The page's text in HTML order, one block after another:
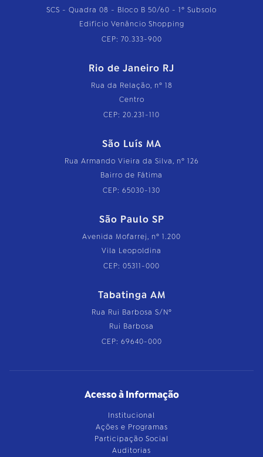
SCS - Quadra 08 - Bloco B 50/60 - 1º Subsolo
Edifício Venâncio Shopping
CEP: 70.333-900
Rio de Janeiro RJ
Rua da Relação, nº 18
Centro
CEP: 20.231-110
São Luís MA
Rua Armando Vieira da Silva, nº 126
Bairro de Fátima
CEP: 65030-130
São Paulo SP
Avenida Mofarrej, nº 1.200
Vila Leopoldina
CEP: 05311-000
Tabatinga AM
Rua Rui Barbosa S/Nº
Rui Barbosa
CEP: 69640-000
Acesso à Informação
Institucional
Ações e Programas
Participação Social
Auditorias